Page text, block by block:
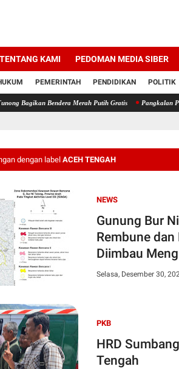
TENTANG KAMI PEDOMAN MEDIA SIBER
PEMERINTAH PENDIDIKAN POLITIK
Bendera Merah Putih Gratis Pangkalan Pramuka
dengan label ACEH TENGAH
NEWS
Gunung Bur
Rembune
Diimbau
Selasa, Desember 30,
PKB
HRD
Tengah